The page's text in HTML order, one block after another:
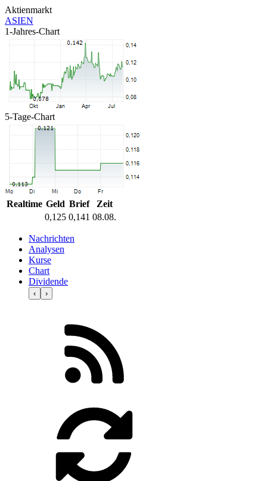
Aktienmarkt
ASIEN
1-Jahres-Chart
5-Tage-Chart
Realtime Geld Brief
Zeit
0,125 0,141 08.08.
Nachrichten
Analysen
Kurse
Chart
Dividende
‹ ›